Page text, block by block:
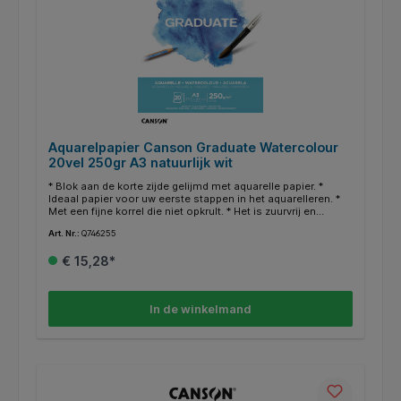
Aquarelpapier Canson Graduate Watercolour
20vel 250gr A3 natuurlijk wit
* Blok aan de korte zijde gelijmd met aquarelle papier. *
Ideaal papier voor uw eerste stappen in het aquarelleren. *
Met een fijne korrel die niet opkrult. * Het is zuurvrij en
tegen schimmels en zonder optische witmakers.
Art. Nr.: Q746255
€ 15,28*
In de winkelmand